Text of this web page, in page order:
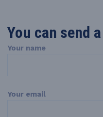
You can send
Your name
Your email